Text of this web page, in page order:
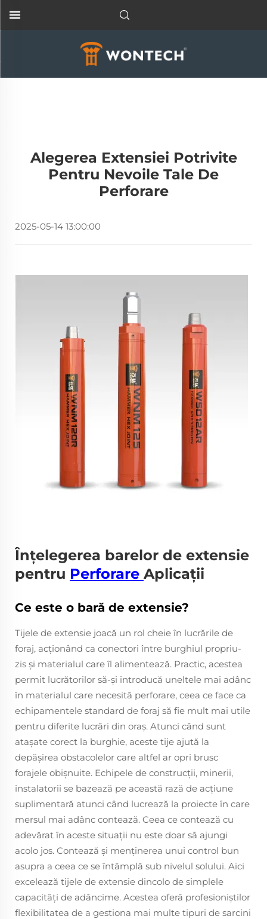
Alegerea Extensiei Potrivite
Pentru Nevoile Tale De
Perforare
2025-05-14 13:00:00
Înțelegerea barelor de extensie
pentru Perforare Aplicații
Ce este o bară de extensie?
Tijele de extensie joacă un rol cheie în lucrările de
foraj, acționând ca conectori între burghiul propriu-
zis și materialul care îl alimentează. Practic, acestea
permit lucrătorilor să-și introducă uneltele mai adânc
în materialul care necesită perforare, ceea ce face ca
echipamentele standard de foraj să fie mult mai utile
pentru diferite lucrări din oraș. Atunci când sunt
atașate corect la burghie, aceste tije ajută la
depășirea obstacolelor care altfel ar opri brusc
forajele obișnuite. Echipele de construcții, minerii,
instalatorii se bazează pe această rază de acțiune
suplimentară atunci când lucrează la proiecte în care
mersul mai adânc contează. Ceea ce contează cu
adevărat în aceste situații nu este doar să ajungi
acolo jos. Contează și menținerea unui control bun
asupra a ceea ce se întâmplă sub nivelul solului. Aici
excelează tijele de extensie dincolo de simplele
capacități de adâncime. Acestea oferă profesioniștilor
flexibilitatea de a gestiona mai multe tipuri de sarcini